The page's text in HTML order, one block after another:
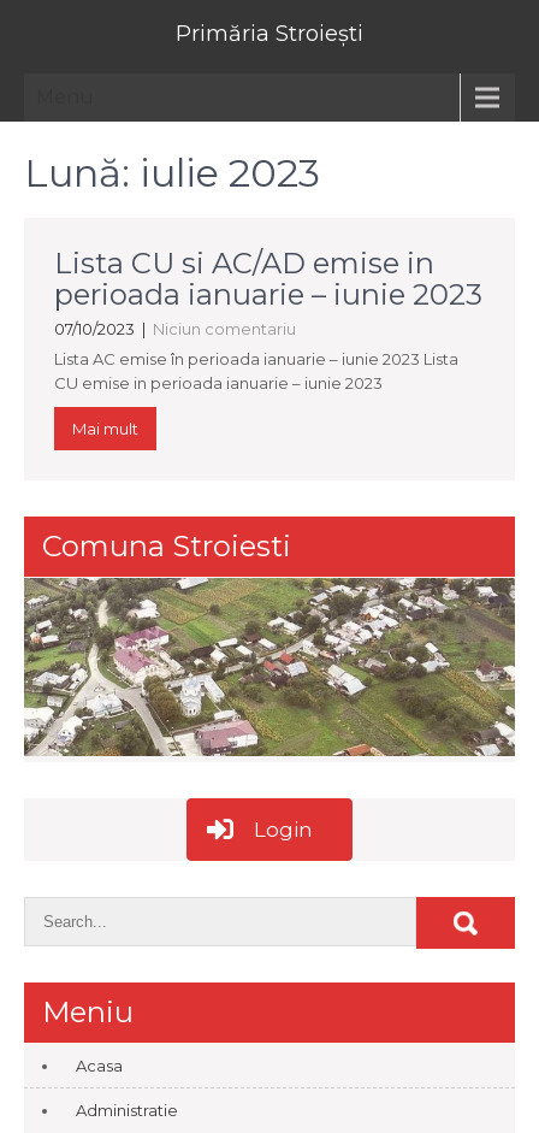
Primăria Stroiești
Lună: iulie 2023
Lista CU si AC/AD emise in
perioada ianuarie – iunie 2023
07/10/2023 | Niciun comentariu
Lista AC emise în perioada ianuarie – iunie 2023 Lista
CU emise in perioada ianuarie – iunie 2023
Mai mult
Comuna Stroiesti
Login
Meniu
Acasa
Administratie